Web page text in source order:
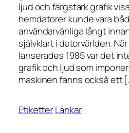
ljud och färgstark grafik
hemdatorer kunde vara
användarvänliga långt
självklart i datorvärlden.
lanserades 1985 var det
grafik och ljud som
maskinen fanns också ett
EtiketterLänkar